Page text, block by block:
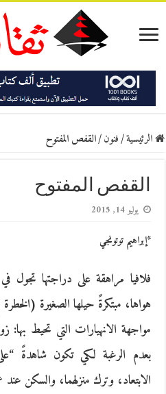
الرئيسية/فنون/القفص المفتوح
القفص المفتوح
يوليو 14, 2015
*إبراهيم توتونجي
فلافيا مراهقة على دراجتها تجول في
هواها، مبتكرةً حيلها الصغيرة
مواجهة الانهيارات التي تحيط بها:
بعدم الرغبة لكي تكون شاهدةً
الابتعاد، وترك منزلهما، والسكن